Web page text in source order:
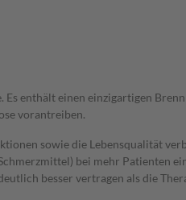
enthält einen einzigartigen
vorantreiben.
sowie die Lebensqualität
bei mehr Patienten
besser vertragen als die